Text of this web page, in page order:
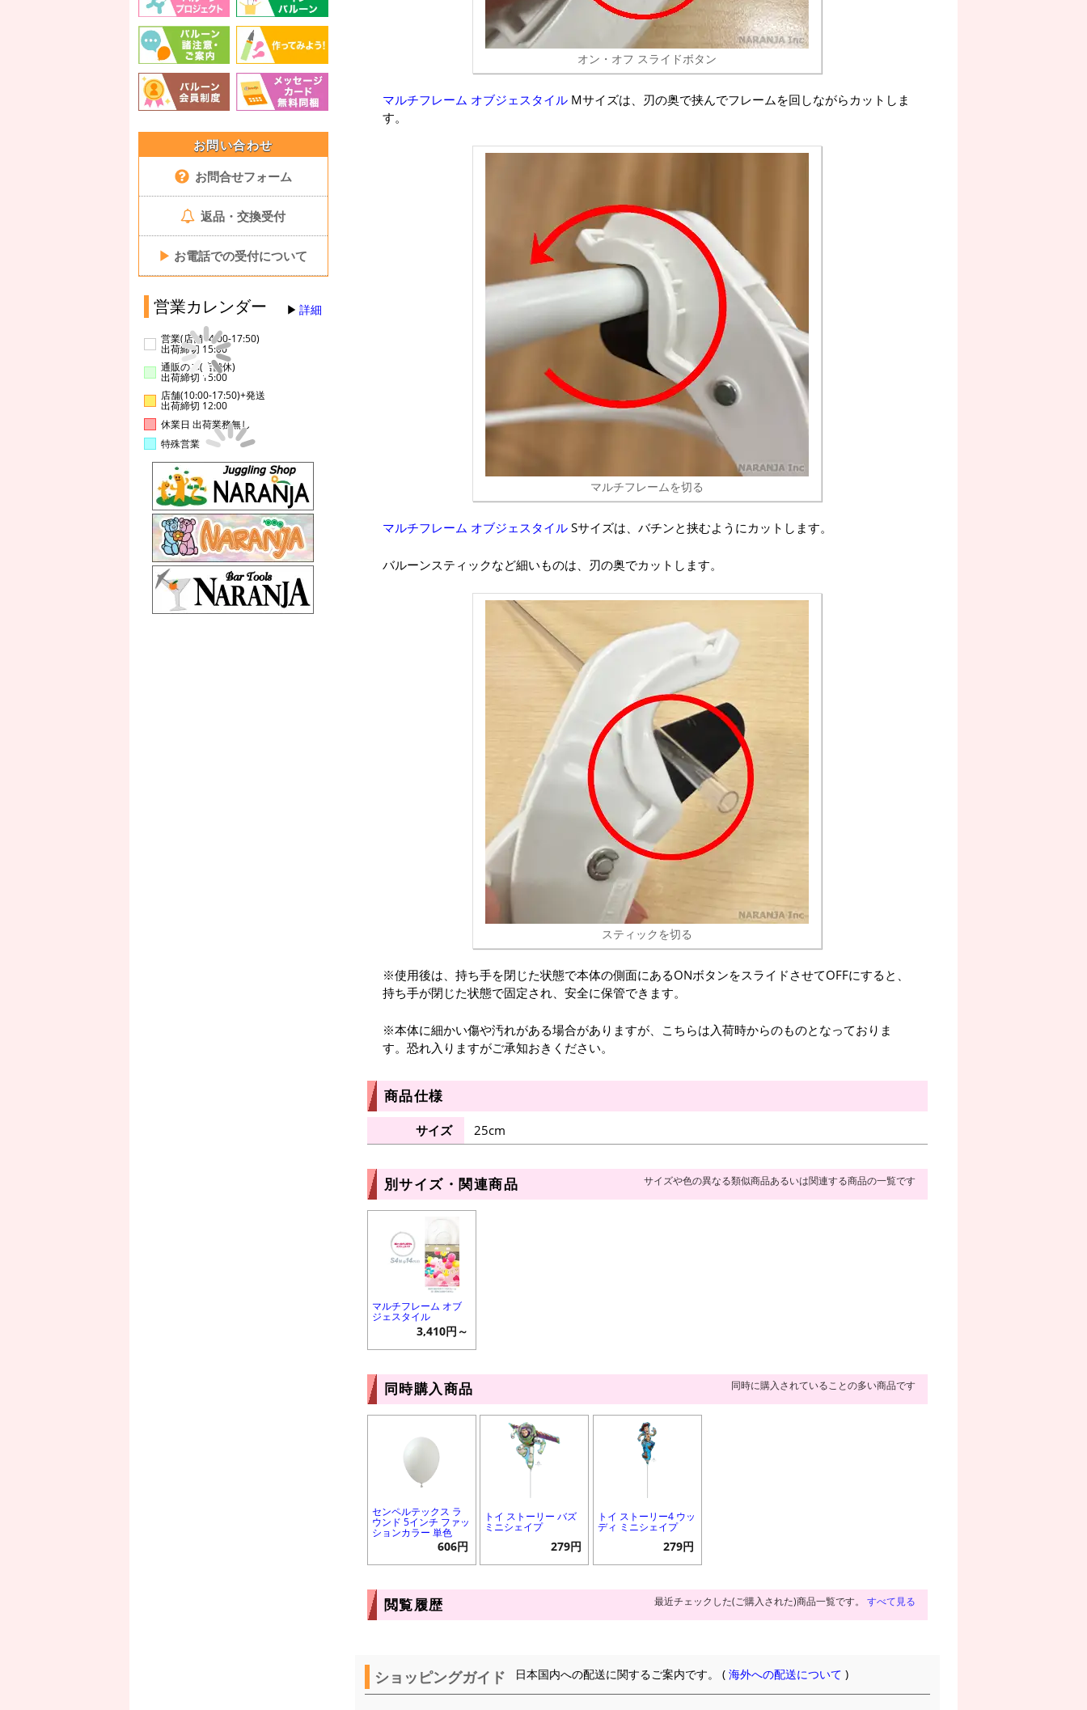
お問い合わせ
お問合せフォーム
返品・交換受付
▶ お電話での受付について
営業カレンダー 詳細
営業(店舗14:00-17:50)
出荷締切 15:00
通販のみ(店舗休)
出荷締切 15:00
店舗(10:00-17:50)+発送
出荷締切 12:00
休業日 出荷業務無し
特殊営業
オン・オフ スライドボタン
マルチフレーム オブジェスタイル Mサイズは、刃の奥で挟んでフレームを回しながらカットしま
す。
マルチフレームを切る
マルチフレーム オブジェスタイル Sサイズは、バチンと挟むようにカットします。
バルーンスティックなど細いものは、刃の奥でカットします。
スティックを切る
※使用後は、持ち手を閉じた状態で本体の側面にあるONボタンをスライドさせてOFFにすると、
持ち手が閉じた状態で固定され、安全に保管できます。
※本体に細かい傷や汚れがある場合がありますが、こちらは入荷時からのものとなっておりま
す。恐れ入りますがご承知おきください。
商品仕様
サイズ 25cm
別サイズ・関連商品 サイズや色の異なる類似商品あるいは関連する商品の一覧です
マルチフレーム オブ
ジェスタイル
3,410円～
同時購入商品 同時に購入されていることの多い商品です
センペルテックス ラ
ウンド 5インチ ファッ
ションカラー 単色
606円
トイ ストーリー バズ
ミニシェイプ
279円
トイ ストーリー4 ウッ
ディ ミニシェイプ
279円
閲覧履歴 最近チェックした(ご購入された)商品一覧です。 すべて見る
ショッピングガイド 日本国内への配送に関するご案内です。 (海外への配送について )